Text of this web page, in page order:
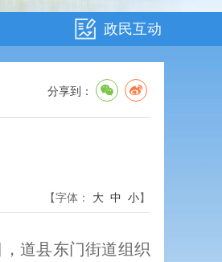
政民互动
分享到：
【字体： 大 中 小】
， 道县东门街道组织